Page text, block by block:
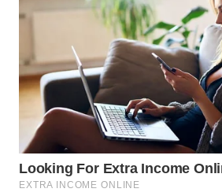
WN
TAPANULI
SELATAN
TANJUNG
LESUNG